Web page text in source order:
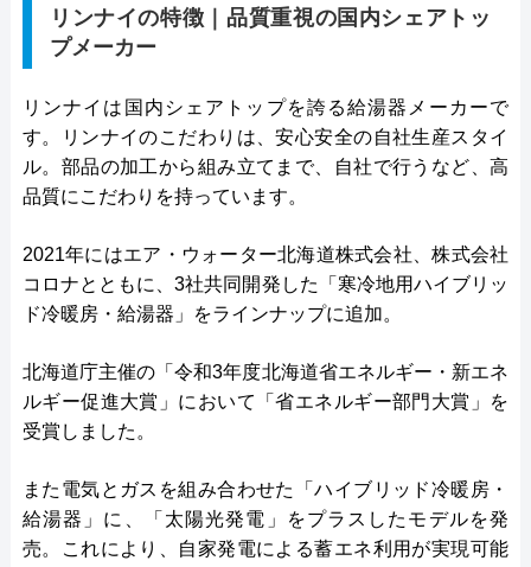
リンナイの特徴｜品質重視の国内シェアトッ
プメーカー
リンナイは国内シェアトップを誇る給湯器メーカーで
す。リンナイのこだわりは、安心安全の自社生産スタイ
ル。部品の加工から組み立てまで、自社で行うなど、高
品質にこだわりを持っています。
2021年にはエア・ウォーター北海道株式会社、株式会社
コロナとともに、3社共同開発した「寒冷地用ハイブリッ
ド冷暖房・給湯器」をラインナップに追加。
北海道庁主催の「令和3年度北海道省エネルギー・新エネ
ルギー促進大賞」において「省エネルギー部門大賞」を
受賞しました。
また電気とガスを組み合わせた「ハイブリッド冷暖房・
給湯器」に、「太陽光発電」をプラスしたモデルを発
売。これにより、自家発電による蓄エネ利用が実現可能